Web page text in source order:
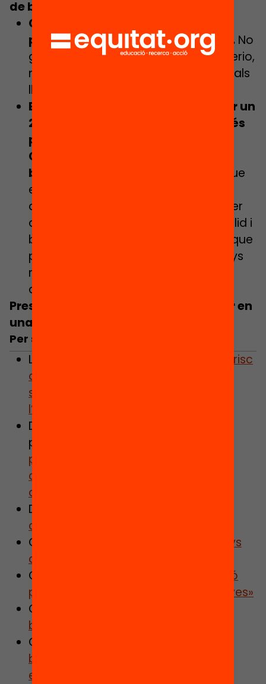
de beques més avançats
Catalunya no disposa d’un model
propi de beca a la postobligatòria. No
gestiona l’aportació que fa el Ministerio,
ni n’incrementa la partida ni l’ajusta als
llindars de pobresa propis.
El Govern espanyol va incrementar un
20% la partida de beques el 2023 i és
previst que transfereixi a la
Generalitat el seu programa de
beques a la postobligatòria.
Cal que
el Govern català i el Departament
d’Educació aprofitin la conjuntura per
articular un programa de beques sòlid i
ben dotat a l’educació secundària, que
posi el focus en l’alumnat amb menys
recursos, que té més risc
d’abandonament prematur.
Presentem una proposta per avançar en
una política de beques per l’equitat
Per saber-ne més:
Llegeix la notícia
77.840 alumnes en risc
de pobresa no reben cap beca a la
secundària per prevenir
l’abandonament escolar
Descarrega l’informe executiu de la
proposta
programa de beques per a la
continuïtat educativa en clau
d’equitat».
Descarrega
complet.
Consulta el post «
Més beques, menys
abandonament escolar prematur»
Consulta el post «
Beques i orientació
per allargar les trajectòries educatives»
Consulta el post
beques per continuar estudiant»
Consulta el post «
beques per reduir l’abandonament
escolar prematur»